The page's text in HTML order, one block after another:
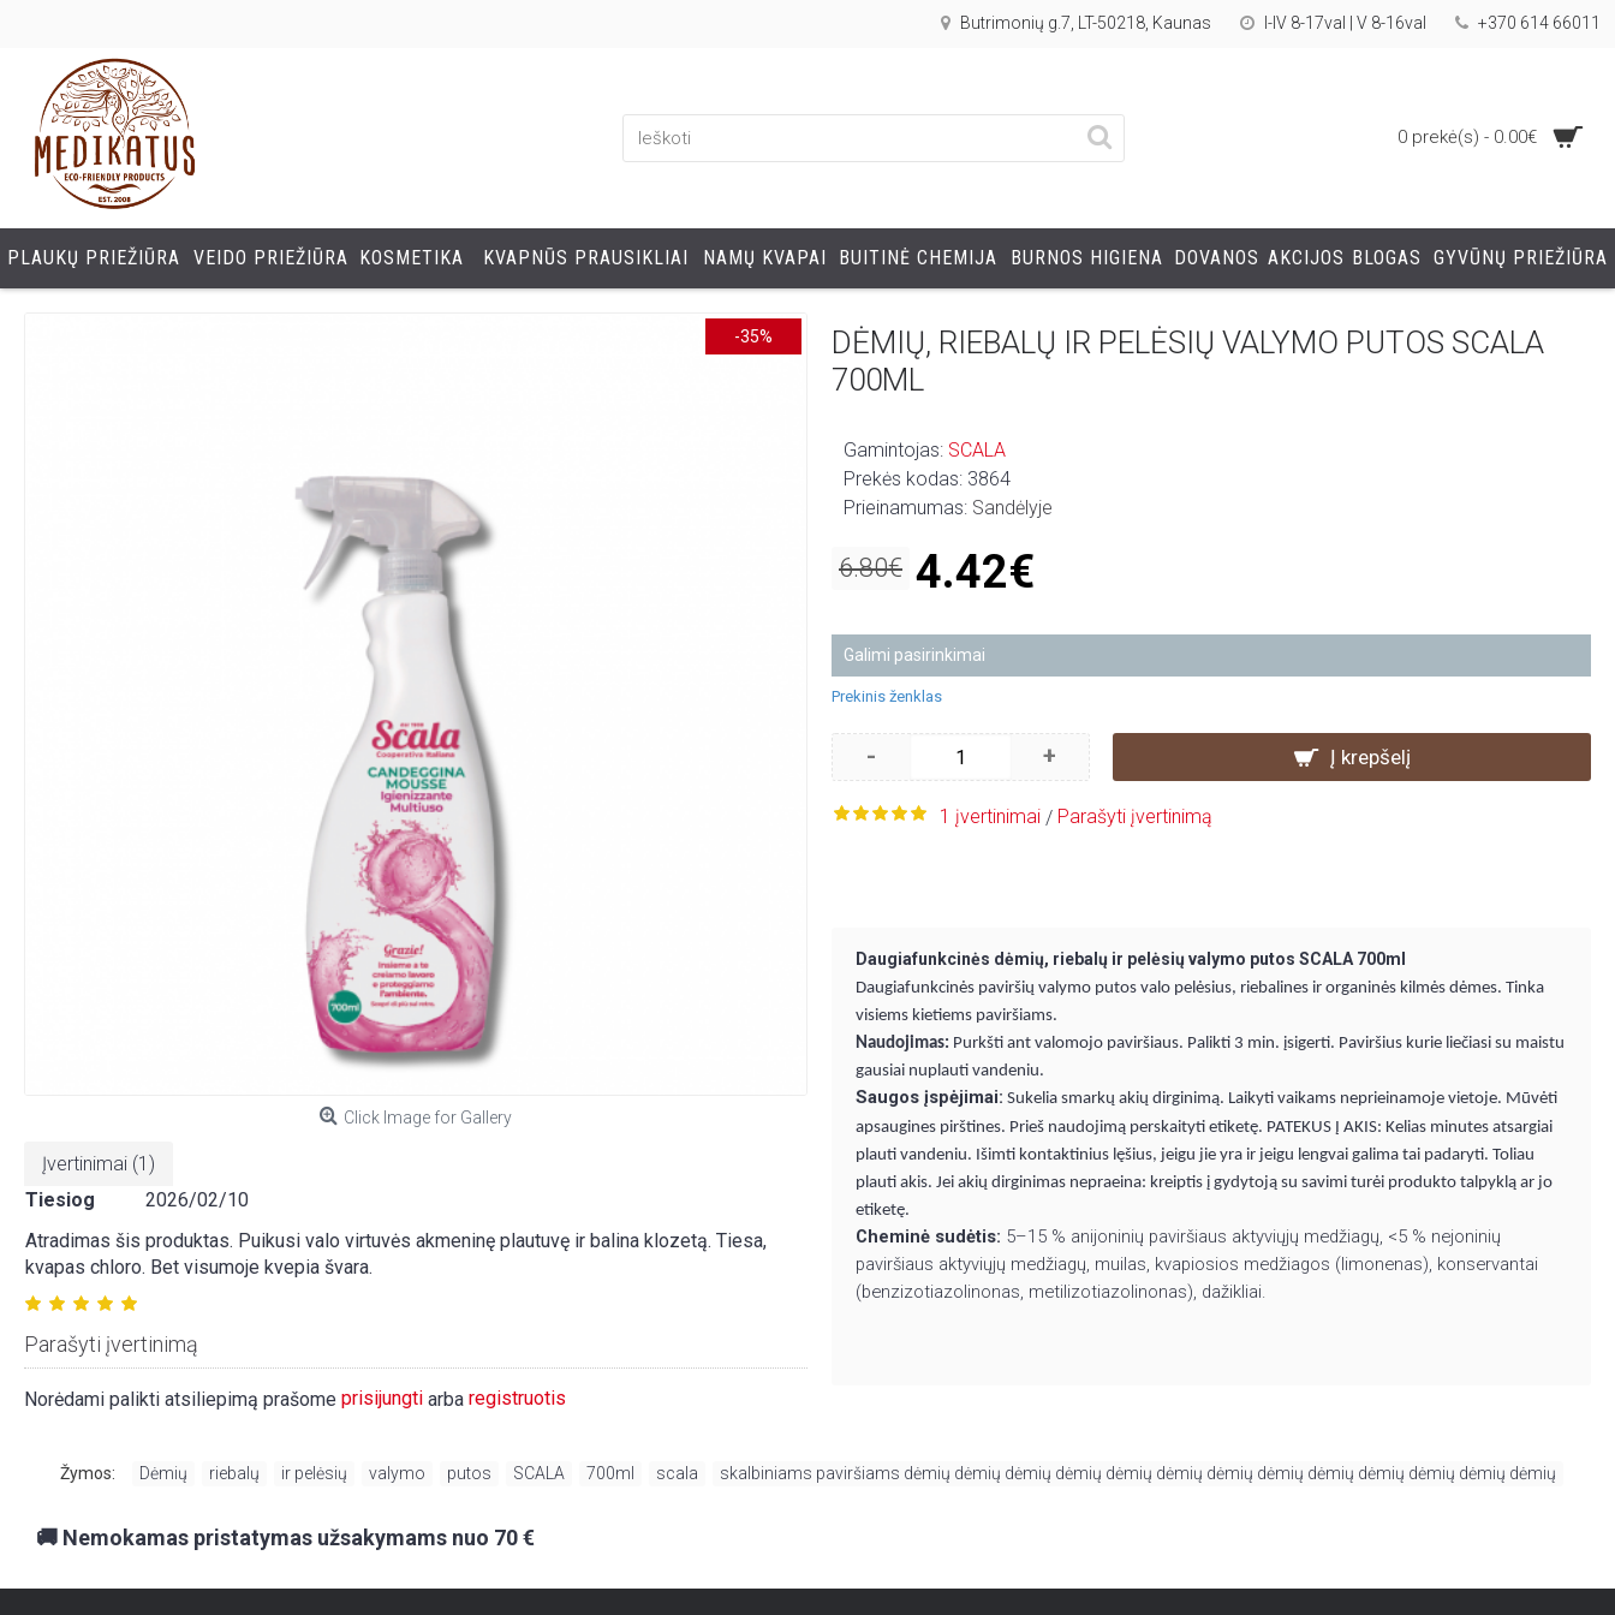
Butrimonių g.7, LT-50218, Kaunas I-IV 8-17val | V 8-16val +370 614 66011
0 prekė(s) - 0.00€
PLAUKŲ PRIEŽIŪRA VEIDO PRIEŽIŪRA KOSMETIKA KVAPNŪS PRAUSIKLIAI NAMŲ KVAPAI BUITINĖ CHEMIJA BURNOS HIGIENA DOVANOS AKCIJOS BLOGAS GYVŪNŲ PRIEŽIŪRA
-35%
Click Image for Gallery
Įvertinimai (1)
Tiesiog
2026/02/10
Atradimas šis produktas. Puikusi valo virtuvės akmeninę plautuvę ir balina klozetą. Tiesa,
kvapas chloro. Bet visumoje kvepia švara.
Parašyti įvertinimą
Norėdami palikti atsiliepimą prašome prisijungti arba registruotis
DĖMIŲ, RIEBALŲ IR PELĖSIŲ VALYMO PUTOS SCALA
700ML
Gamintojas: SCALA
Prekės kodas: 3864
Prieinamumas: Sandėlyje
6.80€ 4.42€
Galimi pasirinkimai
Prekinis ženklas
- + Į krepšelį
1 įvertinimai / Parašyti įvertinimą
Daugiafunkcinės dėmių, riebalų ir pelėsių valymo putos SCALA 700ml
Daugiafunkcinės paviršių valymo putos valo pelėsius, riebalines ir organinės kilmės dėmes. Tinka
visiems kietiems paviršiams.
Naudojimas: Purkšti ant valomojo paviršiaus. Palikti 3 min. įsigerti. Paviršius kurie liečiasi su maistu
gausiai nuplauti vandeniu.
Saugos įspėjimai: Sukelia smarkų akių dirginimą. Laikyti vaikams neprieinamoje vietoje. Mūvėti
apsaugines pirštines. Prieš naudojimą perskaityti etiketę. PATEKUS Į AKIS: Kelias minutes atsargiai
plauti vandeniu. Išimti kontaktinius lęšius, jeigu jie yra ir jeigu lengvai galima tai padaryti. Toliau
plauti akis. Jei akių dirginimas nepraeina: kreiptis į gydytoją su savimi turėi produkto talpyklą ar jo
etiketę.
Cheminė sudėtis: 5–15 % anijoninių paviršiaus aktyviųjų medžiagų, <5 % nejoninių
paviršiaus aktyviųjų medžiagų, muilas, kvapiosios medžiagos (limonenas), konservantai
(benzizotiazolinonas, metilizotiazolinonas), dažikliai.
Žymos: Dėmių riebalų ir pelėsių valymo putos SCALA 700ml scala skalbiniams paviršiams dėmių dėmių dėmių dėmių dėmių dėmių dėmių dėmių dėmių dėmių dėmių dėmių dėmių
🚚 Nemokamas pristatymas užsakymams nuo 70 €